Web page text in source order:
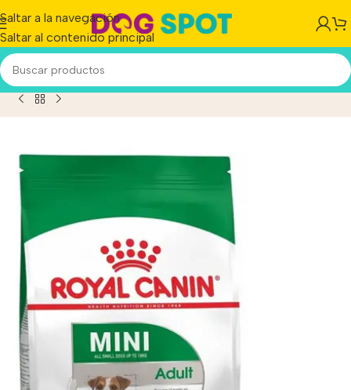
Saltar a la navegación
Saltar al contenido principal
Nutrition Mini Adult Perro Adulto De Raza Pequeña x 1kg